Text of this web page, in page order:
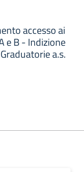
accesso ai
e B - Indizione
a.s.